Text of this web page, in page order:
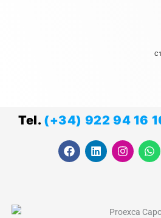
Tel. (+34) 922 94 16
F
a
L
i
I
n
r
W
h
p